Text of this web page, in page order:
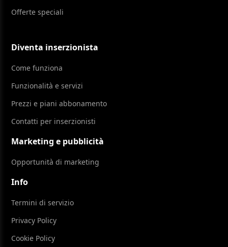
Offerte speciali
Diventa inserzionista
Come funziona
Funzionalità e servizi
Prezzi e piani abbonamento
Contatti per inserzionisti
Marketing e pubblicità
Opportunità di marketing
Info
Termini di servizio
Privacy Policy
Cookie Policy